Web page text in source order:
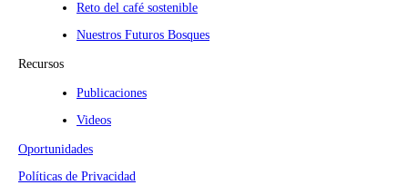
Reto del café sostenible
Nuestros Futuros Bosques
Recursos
Publicaciones
Videos
Oportunidades
Políticas de Privacidad